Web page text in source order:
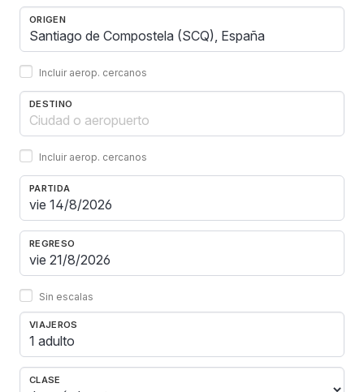
ORIGEN
Incluir aerop. cercanos
DESTINO
Incluir aerop. cercanos
PARTIDA
REGRESO
Sin escalas
VIAJEROS
1 adulto
CLASE